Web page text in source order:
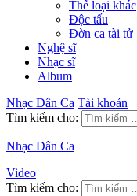
Thể loại khác
Độc tấu
Đờn ca tài tử
Nghệ sĩ
Nhạc sĩ
Album
Nhạc Dân Ca Tài khoản
Tìm kiếm cho:
Nhạc Dân Ca
Video
Tìm kiếm cho: